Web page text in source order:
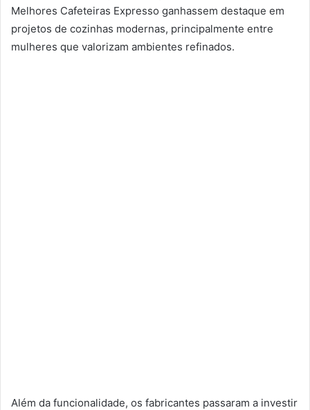
Melhores Cafeteiras Expresso ganhassem destaque em
projetos de cozinhas modernas, principalmente entre
mulheres que valorizam ambientes refinados.
Além da funcionalidade, os fabricantes passaram a investir